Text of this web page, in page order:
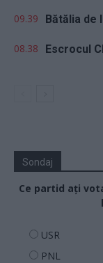
09.39 Bătălia de
08.38 Escrocul
Sondaj
Ce partid ați
USR
PNL